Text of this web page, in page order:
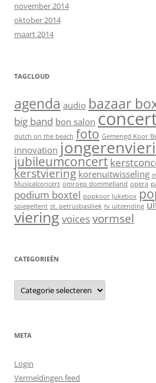
november 2014
oktober 2014
maart 2014
TAGCLOUD
agenda audio bazaar
big band bon salon
dutch on the beach foto Gemengd Koor
innovation
jubileumconcert
kerstviering korenuitwisseling
Musicalconcert omroep dommelland opera
podium boxtel popkoor Jukebox
spiegeltent st. petrusbasiliek tv uitzending
viering voicesvormsel
CATEGORIEËN
C
t
r
i
n
META
Login
Vermeldingen feed